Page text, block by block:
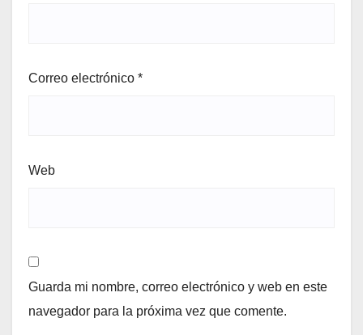
Correo electrónico *
Web
Guarda mi nombre, correo electrónico y web en este
navegador para la próxima vez que comente.